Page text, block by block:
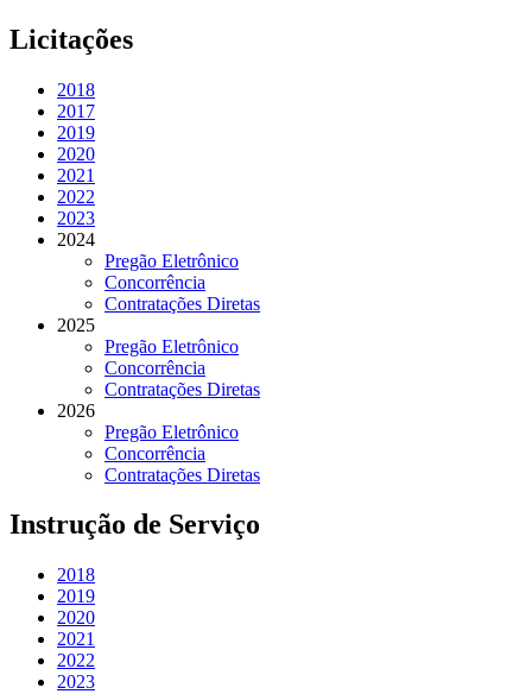
Licitações
2018
2017
2019
2020
2021
2022
2023
2024
Pregão Eletrônico
Concorrência
Contratações Diretas
2025
Pregão Eletrônico
Concorrência
Contratações Diretas
2026
Pregão Eletrônico
Concorrência
Contratações Diretas
Instrução de Serviço
2018
2019
2020
2021
2022
2023